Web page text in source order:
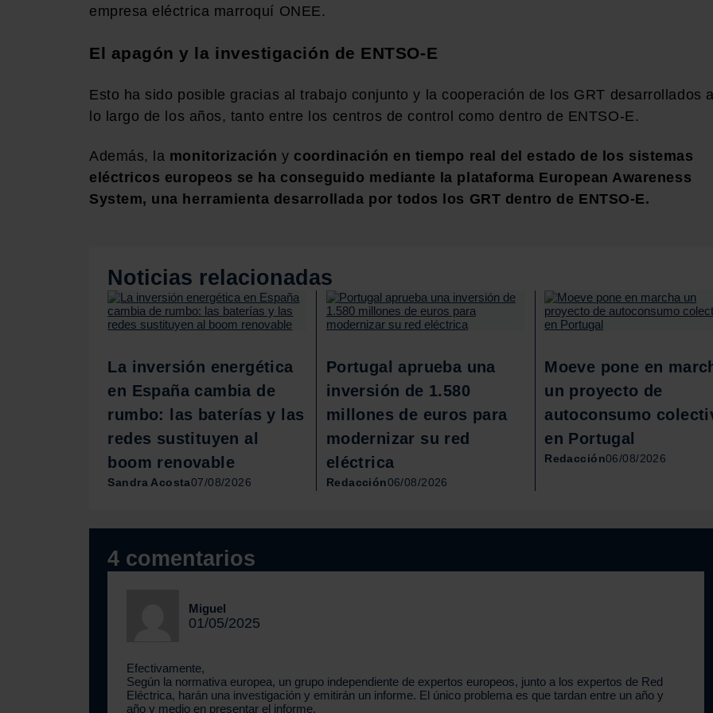
empresa eléctrica marroquí ONEE.
El apagón y la investigación de ENTSO-E
Esto ha sido posible gracias al trabajo conjunto y la cooperación de los GRT desarrollados
lo largo de los años, tanto entre los centros de control como dentro de ENTSO-E.
Además, la monitorización y coordinación en tiempo real del estado de los sistemas
eléctricos europeos se ha conseguido mediante la plataforma European Awareness
System, una herramienta desarrollada por todos los GRT dentro de ENTSO-E.
Noticias relacionadas
La inversión energética
en España cambia de
rumbo: las baterías y las
redes sustituyen al
boom renovable
Sandra Acosta07/08/2026
Portugal aprueba una
inversión de 1.580
millones de euros para
modernizar su red
eléctrica
Redacción06/08/2026
Moeve pone en
un proyecto de
autoconsumo
en Portugal
Redacción06/08/2026
4 comentarios
Miguel
01/05/2025
Efectivamente,
Según la normativa europea, un grupo independiente de expertos europeos, junto a los expertos de Red
Eléctrica, harán una investigación y emitirán un informe. El único problema es que tardan entre un año y
año y medio en presentar el informe.